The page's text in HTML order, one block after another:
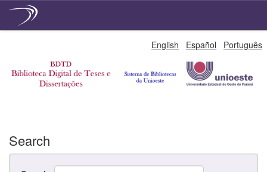
English Español Português
Search